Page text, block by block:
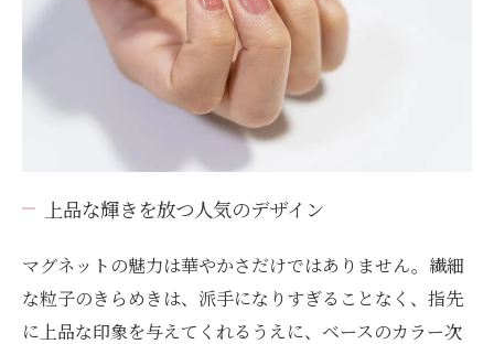
上品な輝きを放つ人気のデザイン
マグネットの魅力は華やかさだけではありません。繊細
な粒子のきらめきは、派手になりすぎることなく、指先
に上品な印象を与えてくれるうえに、ベースのカラー次